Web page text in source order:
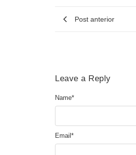
Post anterior
Leave a Reply
Name*
Email*